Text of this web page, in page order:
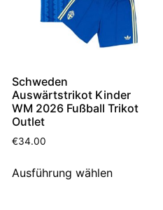
Schweden
Auswärtstrikot Kinder
WM 2026 Fußball Trikot
Outlet
€34.00
Ausführung wählen